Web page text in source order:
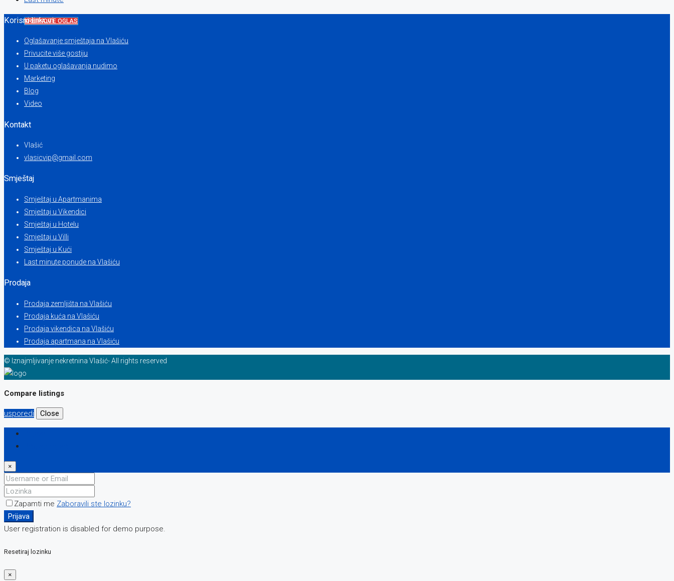
KREIRAJTE OGLAS
Korisni linkovi
Oglašavanje smještaja na Vlašiću
Privucite više gostiju
U paketu oglašavanja nudimo
Marketing
Blog
Video
Kontakt
Vlašić
vlasicvip@gmail.com
Smještaj
Smještaj u Apartmanima
Smještaj u Vikendici
Smještaj u Hotelu
Smještaj u Villi
Smještaj u Kući
Last minute ponude na Vlašiću
Prodaja
Prodaja zemljišta na Vlašiću
Prodaja kuća na Vlašiću
Prodaja vikendica na Vlašiću
Prodaja apartmana na Vlašiću
© Iznajmljivanje nekretnina Vlašić- All rights reserved
Compare listings
usporedi Close
×
Zapamti me Zaboravili ste lozinku?
Prijava
User registration is disabled for demo purpose.
Resetiraj lozinku
×